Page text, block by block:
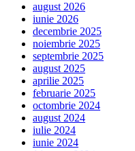
august 2026
iunie 2026
decembrie 2025
noiembrie 2025
septembrie 2025
august 2025
aprilie 2025
februarie 2025
octombrie 2024
august 2024
iulie 2024
iunie 2024